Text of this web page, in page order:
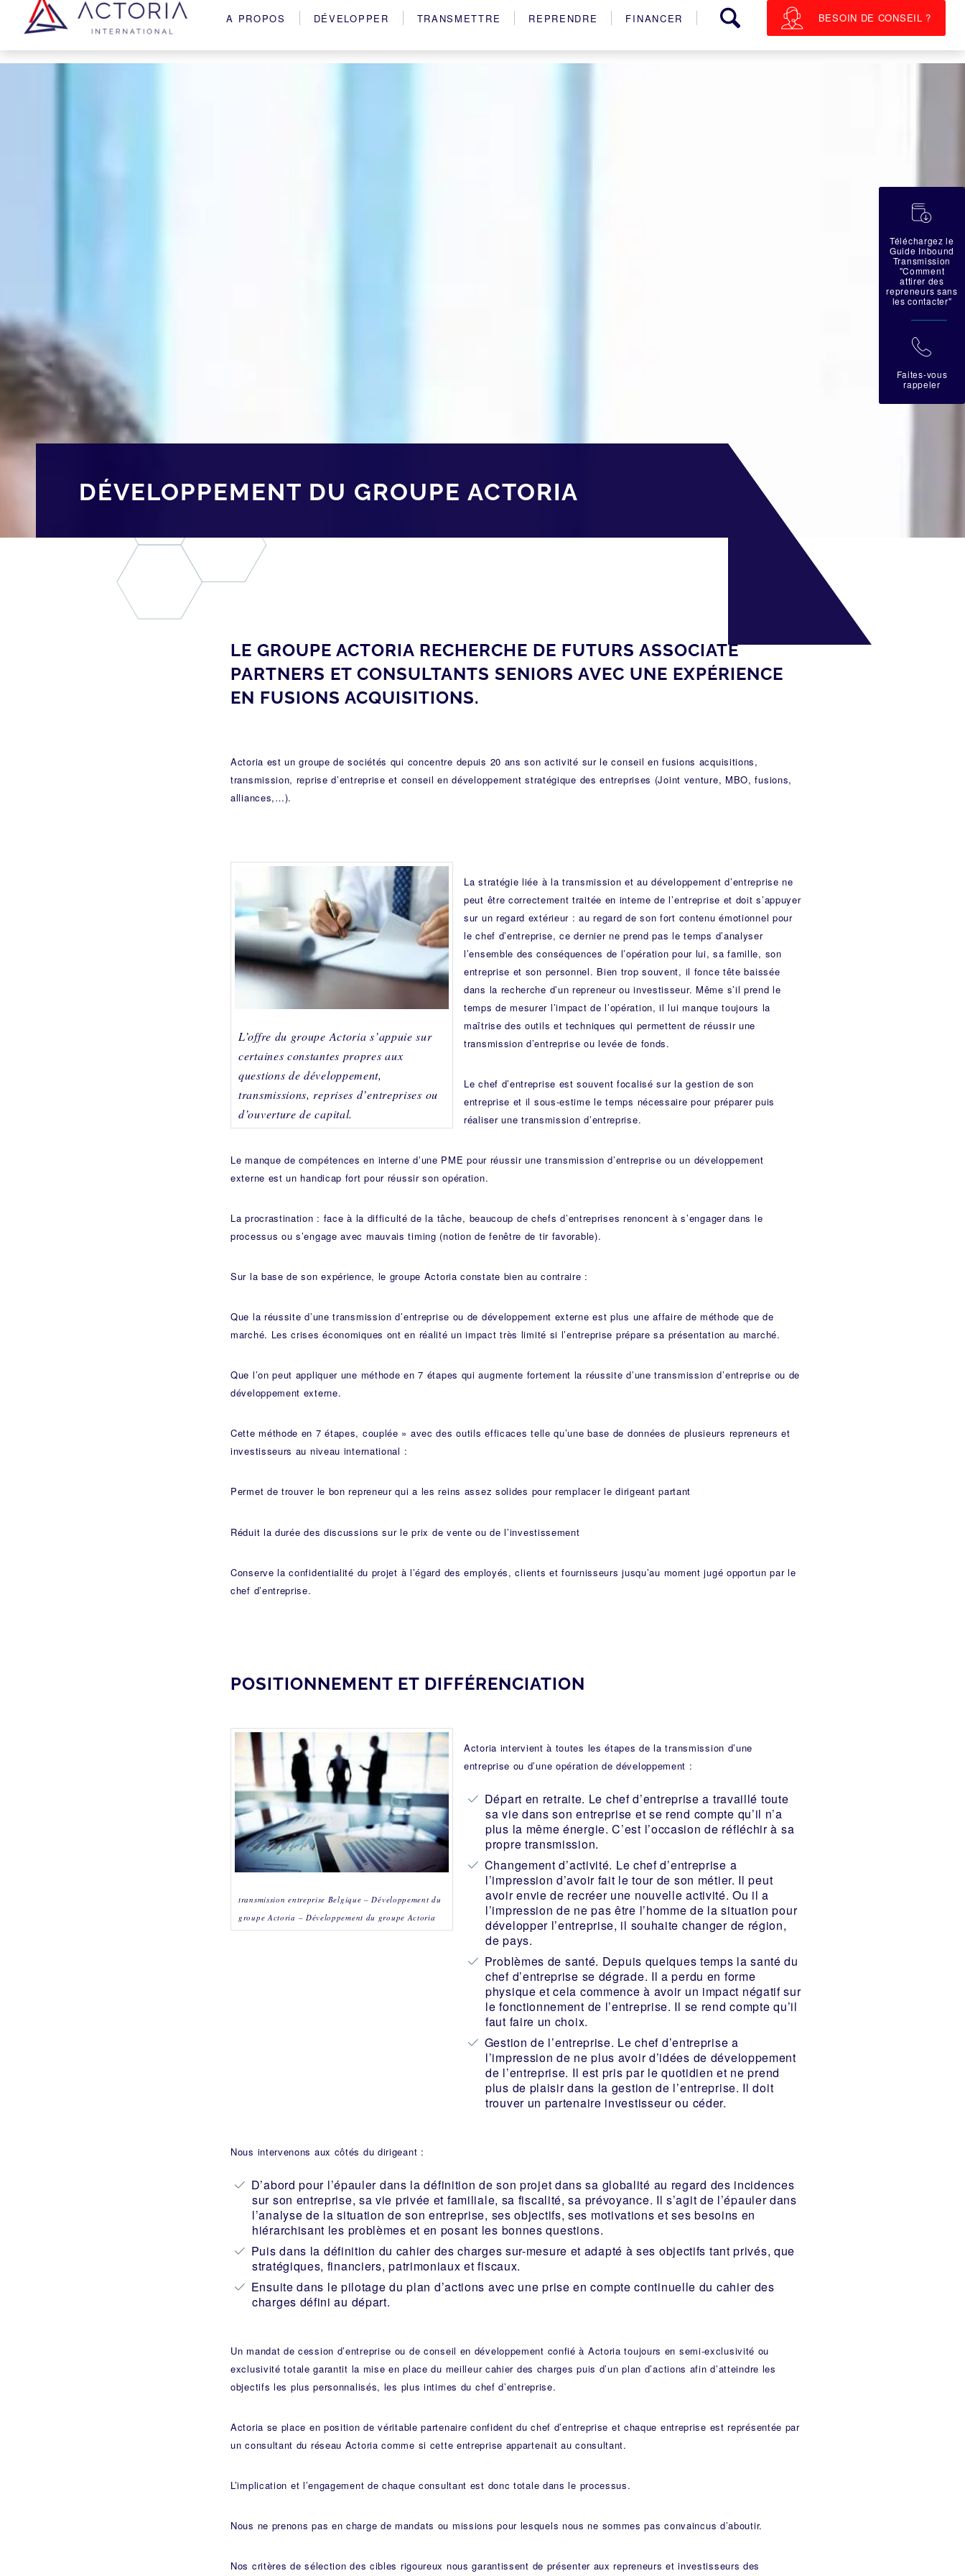
A PROPOS DÉVELOPPER TRANSMETTRE REPRENDRE FINANCER BESOIN DE CONSEIL ?
DÉVELOPPEMENT DU GROUPE ACTORIA
LE GROUPE ACTORIA RECHERCHE DE FUTURS ASSOCIATE
PARTNERS ET CONSULTANTS SENIORS AVEC UNE EXPÉRIENCE
EN FUSIONS ACQUISITIONS.
Actoria est un groupe de sociétés qui concentre depuis 20 ans son activité sur le conseil en fusions acquisitions,
transmission, reprise d’entreprise et conseil en développement stratégique des entreprises (Joint venture, MBO, fusions,
alliances,…).
L’offre du groupe Actoria s’appuie sur
certaines constantes propres aux
questions de développement,
transmissions, reprises d’entreprises ou
d’ouverture de capital.
La stratégie liée à la transmission et au développement d’entreprise ne
peut être correctement traitée en interne de l’entreprise et doit s’appuyer
sur un regard extérieur : au regard de son fort contenu émotionnel pour
le chef d’entreprise, ce dernier ne prend pas le temps d’analyser
l’ensemble des conséquences de l’opération pour lui, sa famille, son
entreprise et son personnel. Bien trop souvent, il fonce tête baissée
dans la recherche d’un repreneur ou investisseur. Même s’il prend le
temps de mesurer l’impact de l’opération, il lui manque toujours la
maîtrise des outils et techniques qui permettent de réussir une
transmission d’entreprise ou levée de fonds.
Le chef d’entreprise est souvent focalisé sur la gestion de son
entreprise et il sous-estime le temps nécessaire pour préparer puis
réaliser une transmission d’entreprise.
Le manque de compétences en interne d’une PME pour réussir une transmission d’entreprise ou un développement
externe est un handicap fort pour réussir son opération.
La procrastination : face à la difficulté de la tâche, beaucoup de chefs d’entreprises renoncent à s’engager dans le
processus ou s’engage avec mauvais timing (notion de fenêtre de tir favorable).
Sur la base de son expérience, le groupe Actoria constate bien au contraire :
Que la réussite d’une transmission d’entreprise ou de développement externe est plus une affaire de méthode que de
marché. Les crises économiques ont en réalité un impact très limité si l’entreprise prépare sa présentation au marché.
Que l’on peut appliquer une méthode en 7 étapes qui augmente fortement la réussite d’une transmission d’entreprise ou de
développement externe.
Cette méthode en 7 étapes, couplée » avec des outils efficaces telle qu’une base de données de plusieurs repreneurs et
investisseurs au niveau international :
Permet de trouver le bon repreneur qui a les reins assez solides pour remplacer le dirigeant partant
Réduit la durée des discussions sur le prix de vente ou de l’investissement
Conserve la confidentialité du projet à l’égard des employés, clients et fournisseurs jusqu’au moment jugé opportun par le
chef d’entreprise.
POSITIONNEMENT ET DIFFÉRENCIATION
transmission entreprise Belgique – Développement du
groupe Actoria – Développement du groupe Actoria
Actoria intervient à toutes les étapes de la transmission d’une
entreprise ou d’une opération de développement :
Départ en retraite. Le chef d’entreprise a travaillé toute
sa vie dans son entreprise et se rend compte qu’il n’a
plus la même énergie. C’est l’occasion de réfléchir à sa
propre transmission.
Changement d’activité. Le chef d’entreprise a
l’impression d’avoir fait le tour de son métier. Il peut
avoir envie de recréer une nouvelle activité. Ou il a
l’impression de ne pas être l’homme de la situation pour
développer l’entreprise, il souhaite changer de région,
de pays.
Problèmes de santé. Depuis quelques temps la santé du
chef d’entreprise se dégrade. Il a perdu en forme
physique et cela commence à avoir un impact négatif sur
le fonctionnement de l’entreprise. Il se rend compte qu’il
faut faire un choix.
Gestion de l’entreprise. Le chef d’entreprise a
l’impression de ne plus avoir d’idées de développement
de l’entreprise. Il est pris par le quotidien et ne prend
plus de plaisir dans la gestion de l’entreprise. Il doit
trouver un partenaire investisseur ou céder.
Nous intervenons aux côtés du dirigeant :
D’abord pour l’épauler dans la définition de son projet dans sa globalité au regard des incidences
sur son entreprise, sa vie privée et familiale, sa fiscalité, sa prévoyance. Il s’agit de l’épauler dans
l’analyse de la situation de son entreprise, ses objectifs, ses motivations et ses besoins en
hiérarchisant les problèmes et en posant les bonnes questions.
Puis dans la définition du cahier des charges sur-mesure et adapté à ses objectifs tant privés, que
stratégiques, financiers, patrimoniaux et fiscaux.
Ensuite dans le pilotage du plan d’actions avec une prise en compte continuelle du cahier des
charges défini au départ.
Un mandat de cession d’entreprise ou de conseil en développement confié à Actoria toujours en semi-exclusivité ou
exclusivité totale garantit la mise en place du meilleur cahier des charges puis d’un plan d’actions afin d’atteindre les
objectifs les plus personnalisés, les plus intimes du chef d’entreprise.
Actoria se place en position de véritable partenaire confident du chef d’entreprise et chaque entreprise est représentée par
un consultant du réseau Actoria comme si cette entreprise appartenait au consultant.
L’implication et l’engagement de chaque consultant est donc totale dans le processus.
Nous ne prenons pas en charge de mandats ou missions pour lesquels nous ne sommes pas convaincus d’aboutir.
Nos critères de sélection des cibles rigoureux nous garantissent de présenter aux repreneurs et investisseurs des
蠟
Téléchargez le
Guide Inbound
Transmission
"Comment
attirer des
repreneurs sans
les contacter"
拉
Faites-vous
rappeler